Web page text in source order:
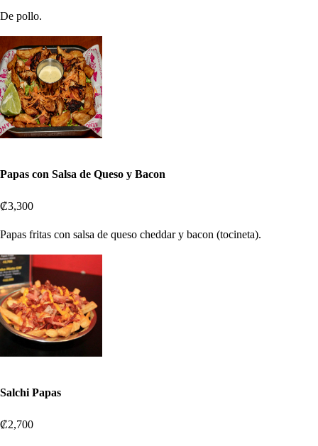
De pollo.
Papas con Salsa de Queso y Bacon
₡3,300
Papas fritas con salsa de queso cheddar y bacon (tocineta).
Salchi Papas
₡2,700